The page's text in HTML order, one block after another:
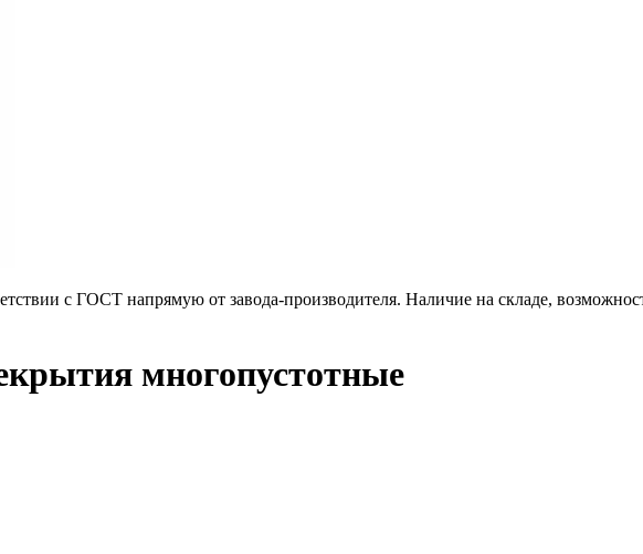
с ГОСТ напрямую от завода-производителя. Наличие на складе,
многопустотные